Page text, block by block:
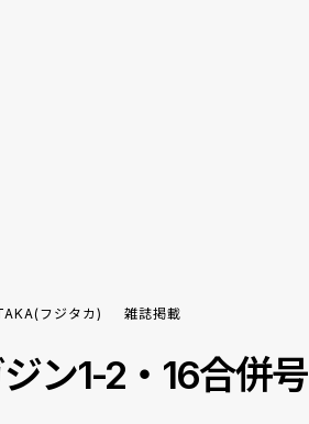
フジタカ) 雑誌掲載
ン1-2・16合併号